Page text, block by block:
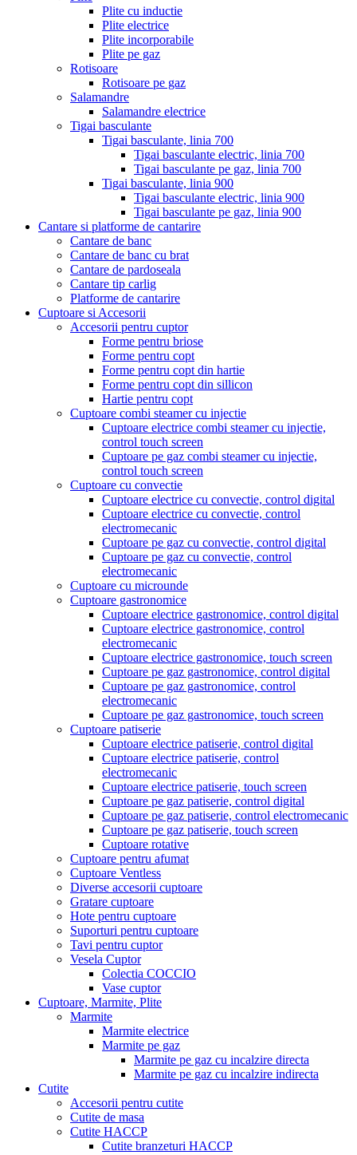
Plite cu inductie
Plite electrice
Plite incorporabile
Plite pe gaz
Rotisoare
Rotisoare pe gaz
Salamandre
Salamandre electrice
Tigai basculante
Tigai basculante, linia 700
Tigai basculante electric, linia 700
Tigai basculante pe gaz, linia 700
Tigai basculante, linia 900
Tigai basculante electric, linia 900
Tigai basculante pe gaz, linia 900
Cantare si platforme de cantarire
Cantare de banc
Cantare de banc cu brat
Cantare de pardoseala
Cantare tip carlig
Platforme de cantarire
Cuptoare si Accesorii
Accesorii pentru cuptor
Forme pentru briose
Forme pentru copt
Forme pentru copt din hartie
Forme pentru copt din sillicon
Hartie pentru copt
Cuptoare combi steamer cu injectie
Cuptoare electrice combi steamer cu injectie,
control touch screen
Cuptoare pe gaz combi steamer cu injectie,
control touch screen
Cuptoare cu convectie
Cuptoare electrice cu convectie, control digital
Cuptoare electrice cu convectie, control
electromecanic
Cuptoare pe gaz cu convectie, control digital
Cuptoare pe gaz cu convectie, control
electromecanic
Cuptoare cu microunde
Cuptoare gastronomice
Cuptoare electrice gastronomice, control digital
Cuptoare electrice gastronomice, control
electromecanic
Cuptoare electrice gastronomice, touch screen
Cuptoare pe gaz gastronomice, control digital
Cuptoare pe gaz gastronomice, control
electromecanic
Cuptoare pe gaz gastronomice, touch screen
Cuptoare patiserie
Cuptoare electrice patiserie, control digital
Cuptoare electrice patiserie, control
electromecanic
Cuptoare electrice patiserie, touch screen
Cuptoare pe gaz patiserie, control digital
Cuptoare pe gaz patiserie, control electromecanic
Cuptoare pe gaz patiserie, touch screen
Cuptoare rotative
Cuptoare pentru afumat
Cuptoare Ventless
Diverse accesorii cuptoare
Gratare cuptoare
Hote pentru cuptoare
Suporturi pentru cuptoare
Tavi pentru cuptor
Vesela Cuptor
Colectia COCCIO
Vase cuptor
Cuptoare, Marmite, Plite
Marmite
Marmite electrice
Marmite pe gaz
Marmite pe gaz cu incalzire directa
Marmite pe gaz cu incalzire indirecta
Cutite
Accesorii pentru cutite
Cutite de masa
Cutite HACCP
Cutite branzeturi HACCP